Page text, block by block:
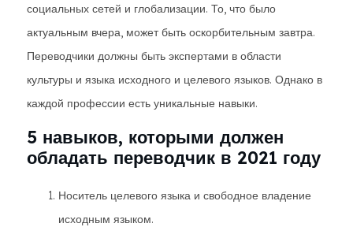
социальных сетей и глобализации. То, что было
актуальным вчера, может быть оскорбительным завтра.
Переводчики должны быть экспертами в области
культуры и языка исходного и целевого языков. Однако в
каждой профессии есть уникальные навыки.
5 навыков, которыми должен
обладать переводчик в 2021 году
Носитель целевого языка и свободное владение
исходным языком.